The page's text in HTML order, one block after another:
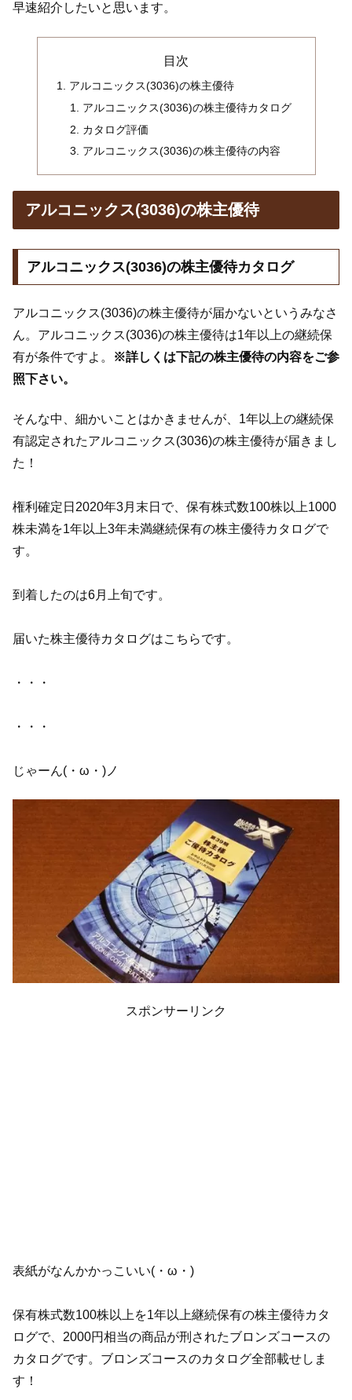
早速紹介したいと思います。
目次
アルコニックス(3036)の株主優待
アルコニックス(3036)の株主優待カタログ
カタログ評価
アルコニックス(3036)の株主優待の内容
アルコニックス(3036)の株主優待
アルコニックス(3036)の株主優待カタログ
アルコニックス(3036)の株主優待が届かないというみなさ
ん。アルコニックス(3036)の株主優待は1年以上の継続保
有が条件ですよ。
※詳しくは下記の株主優待の内容をご参
照下さい。
そんな中、細かいことはかきませんが、1年以上の継続保
有認定されたアルコニックス(3036)の株主優待が届きまし
た！
権利確定日2020年3月末日で、保有株式数100株以上1000
株未満を1年以上3年未満継続保有の株主優待カタログで
す。
到着したのは6月上旬です。
届いた株主優待カタログはこちらです。
・・・
・・・
じゃーん(・ω・)ノ
スポンサーリンク
表紙がなんかかっこいい(・ω・)
保有株式数100株以上を1年以上継続保有の株主優待カタ
ログで、2000円相当の商品が刑されたブロンズコースの
カタログです。ブロンズコースのカタログ全部載せしま
す！